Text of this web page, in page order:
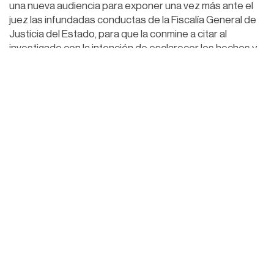
una nueva audiencia para exponer una vez más ante el
juez las infundadas conductas de la Fiscalía General de
Justicia del Estado, para que la conmine a citar al
investigado con la intención de esclarecer los hechos y